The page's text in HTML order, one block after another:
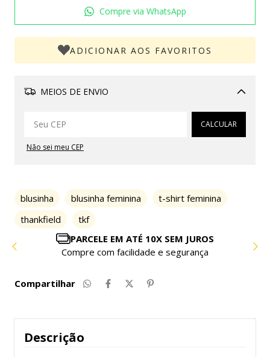
Compre via WhatsApp
ADICIONAR AOS FAVORITOS
MEIOS DE ENVIO
Alterar CEP
CALCULAR
Não sei meu CEP
blusinha blusinha feminina
t-shirt feminina
thankfield
tkf
PARCELE EM ATÉ 10X SEM JUROS
Compre com facilidade e segurança
Compartilhar
Descrição